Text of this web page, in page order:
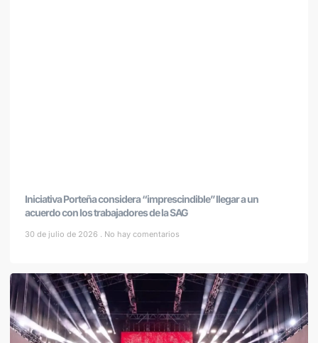
Iniciativa Porteña considera “imprescindible” llegar a un
acuerdo con los trabajadores de la SAG
30 de julio de 2026 No hay comentarios